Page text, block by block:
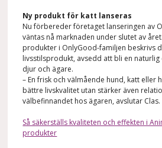
Ny produkt för katt lanseras
Nu förbereder företaget lanseringen av
väntas nå marknaden under slutet av året
produkter i OnlyGood-familjen beskrivs
livsstilsprodukt, avsedd att bli en naturlig
djur och ägare.
– En frisk och välmående hund, katt eller
bättre livskvalitet utan stärker även
välbefinnandet hos ägaren, avslutar Clas.
Så säkerställs kvaliteten och effekten i
produkter